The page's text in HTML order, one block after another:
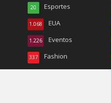
Esportes
20
EUA
1.068
Eventos
1.226
Fashion
337